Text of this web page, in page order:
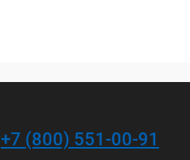
+7 (800) 551-00-91